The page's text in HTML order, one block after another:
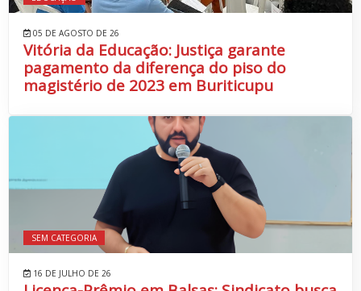
05 DE AGOSTO DE 26
Vitória da Educação: Justiça garante
pagamento da diferença do piso do
magistério de 2023 em Buriticupu
SEM CATEGORIA
16 DE JULHO DE 26